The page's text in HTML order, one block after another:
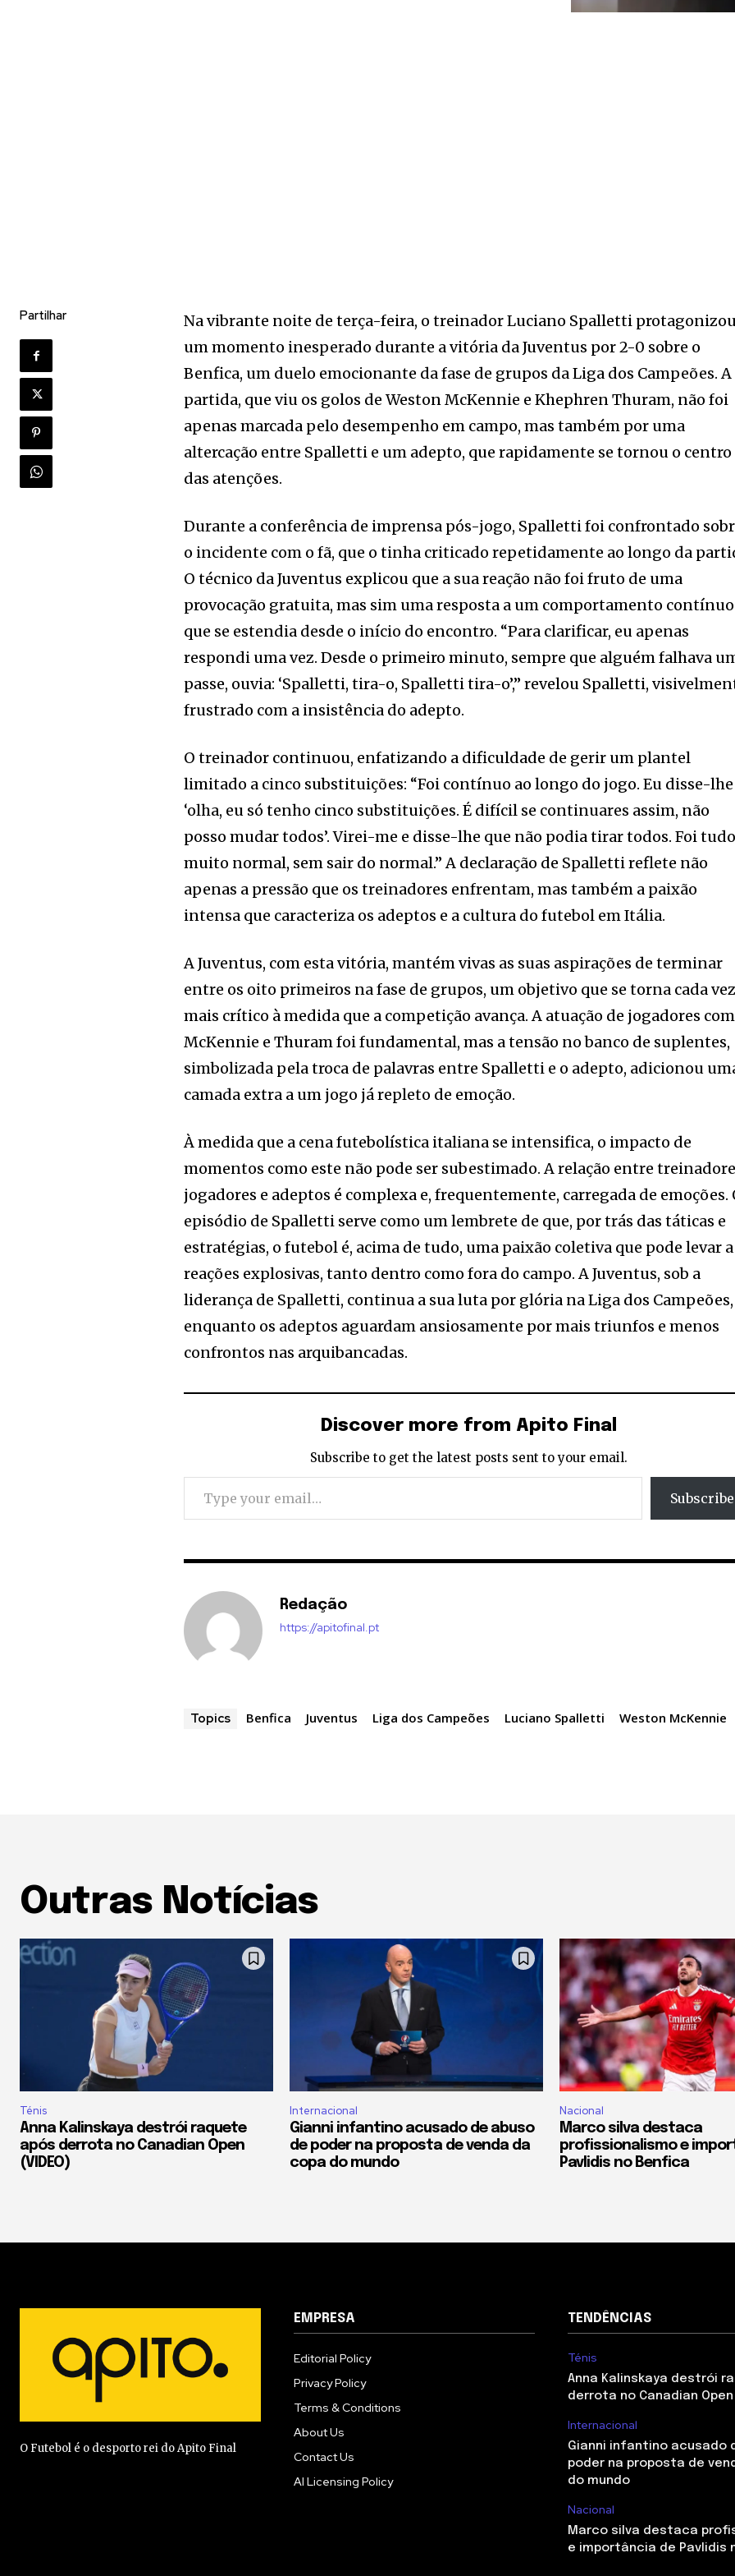
Partilhar
Na vibrante noite de terça-feira, o treinador Luciano Spalletti
um momento inesperado durante a vitória da Juventus por 2-0 sobre o
Benfica, um duelo emocionante da fase de grupos da Liga dos Campeões. A
partida, que viu os golos de Weston McKennie e Khephren Thuram, não foi
apenas marcada pelo desempenho em campo, mas também por uma
altercação entre Spalletti e um adepto, que rapidamente se tornou o centro
das atenções.
Durante a conferência de imprensa pós-jogo, Spalletti foi confrontado
o incidente com o fã, que o tinha criticado repetidamente ao longo da
O técnico da Juventus explicou que a sua reação não foi fruto de uma
provocação gratuita, mas sim uma resposta a um comportamento contínuo
que se estendia desde o início do encontro. “Para clarificar, eu apenas
respondi uma vez. Desde o primeiro minuto, sempre que alguém falhava
passe, ouvia: ‘Spalletti, tira-o, Spalletti tira-o’,” revelou Spalletti,
frustrado com a insistência do adepto.
O treinador continuou, enfatizando a dificuldade de gerir um plantel
limitado a cinco substituições: “Foi contínuo ao longo do jogo. Eu disse-lhe
‘olha, eu só tenho cinco substituições. É difícil se continuares assim, não
posso mudar todos’. Virei-me e disse-lhe que não podia tirar todos. Foi tudo
muito normal, sem sair do normal.” A declaração de Spalletti reflete não
apenas a pressão que os treinadores enfrentam, mas também a paixão
intensa que caracteriza os adeptos e a cultura do futebol em Itália.
A Juventus, com esta vitória, mantém vivas as suas aspirações de terminar
entre os oito primeiros na fase de grupos, um objetivo que se torna cada vez
mais crítico à medida que a competição avança. A atuação de jogadores
McKennie e Thuram foi fundamental, mas a tensão no banco de suplentes,
simbolizada pela troca de palavras entre Spalletti e o adepto, adicionou
camada extra a um jogo já repleto de emoção.
À medida que a cena futebolística italiana se intensifica, o impacto de
momentos como este não pode ser subestimado. A relação entre
jogadores e adeptos é complexa e, frequentemente, carregada de emoções.
episódio de Spalletti serve como um lembrete de que, por trás das táticas e
estratégias, o futebol é, acima de tudo, uma paixão coletiva que pode levar a
reações explosivas, tanto dentro como fora do campo. A Juventus, sob a
liderança de Spalletti, continua a sua luta por glória na Liga dos Campeões,
enquanto os adeptos aguardam ansiosamente por mais triunfos e menos
confrontos nas arquibancadas.
Discover more from Apito Final
Subscribe to get the latest posts sent to your email.
Type your email…
Subscribe
Redação
https://apitofinal.pt
Topics Benfica Juventus Liga dos Campeões Luciano Spalletti Weston McKennie
Outras Notícias
Ténis
Anna Kalinskaya destrói raquete
após derrota no Canadian Open
(VIDEO)
Internacional
Gianni infantino acusado de abuso
de poder na proposta de venda da
copa do mundo
Nacional
Marco silva destaca
profissionalismo e
Pavlidis no Benfica
O Futebol é o desporto rei do Apito Final
EMPRESA
Editorial Policy
Privacy Policy
Terms & Conditions
About Us
Contact Us
AI Licensing Policy
TENDÊNCIAS
Ténis
Anna Kalinskaya destrói
derrota no Canadian Open
Internacional
Gianni infantino acusado
poder na proposta de
do mundo
Nacional
Marco silva destaca
e importância de Pavlidis